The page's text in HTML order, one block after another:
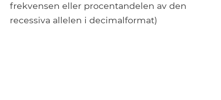
frekvensen eller procentandelen av den
recessiva allelen i decimalformat)